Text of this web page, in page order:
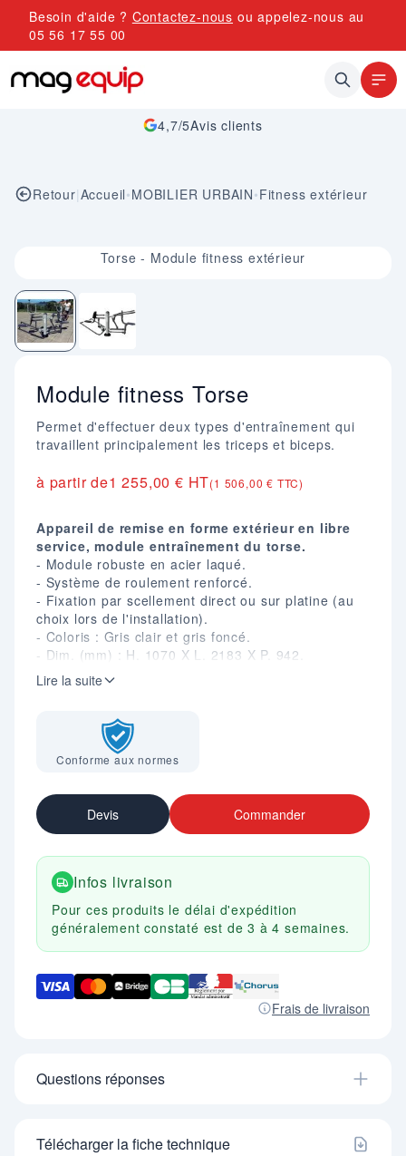
Allez au contenu
Besoin d'aide ? Contactez-nous ou appelez-nous au
05 56 17 55 00
4,7/5Avis clients
Retour|Accueil•MOBILIER URBAIN•Fitness extérieur
Image 1 sur 2Torse - Module fitness extérieur
Module fitness Torse
Permet d'effectuer deux types d'entraînement qui
travaillent principalement les triceps et biceps.
à partir de1 255,00 € HT(1 506,00 € TTC)
Appareil de remise en forme extérieur en libre
service, module entraînement du torse.
- Module robuste en acier laqué.
- Système de roulement renforcé.
- Fixation par scellement direct ou sur platine (au
choix lors de l'installation).
- Coloris : Gris clair et gris foncé.
- Dim. (mm) : H. 1070 X L. 2183 X P. 942.
- Surface d'implantation nécessaire : 5,18 X 3,94
m.
- Conforme à la norme EN 16630.
Lire la suite
Conforme aux normes
Devis Commander
Infos livraison
Pour ces produits le délai d'expédition
généralement constaté est de 3 à 4 semaines.
Frais de livraison
Questions réponses
Télécharger la fiche technique